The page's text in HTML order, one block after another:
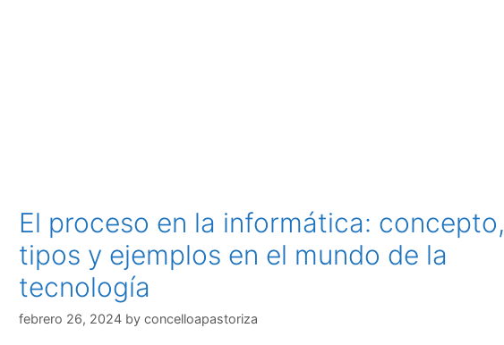
El proceso en la informática: concepto,
tipos y ejemplos en el mundo de la
tecnología
febrero 26, 2024 by concelloapastoriza